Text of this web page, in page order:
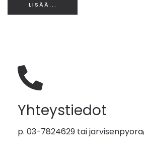
LISÄÄ...
Yhteystiedot
p. 03-7824629 tai